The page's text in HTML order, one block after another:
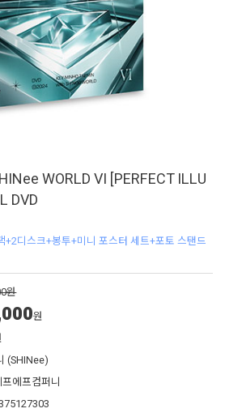
WORLD VI [PERFECT ILLU
DVD
+2디스크+봉투+미니 포스터 세트+포토 스탠드
원
원
(SHINee)
에프컴퍼니